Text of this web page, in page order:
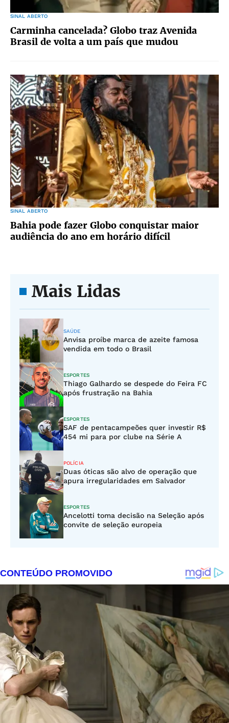
SINAL ABERTO
Carminha cancelada? Globo traz Avenida
Brasil de volta a um país que mudou
SINAL ABERTO
Bahia pode fazer Globo conquistar maior
audiência do ano em horário difícil
Mais Lidas
SAÚDE
Anvisa proíbe marca de azeite famosa
vendida em todo o Brasil
ESPORTES
Thiago Galhardo se despede do Feira FC
após frustração na Bahia
ESPORTES
SAF de pentacampeões quer investir R$
454 mi para por clube na Série A
POLÍCIA
Duas óticas são alvo de operação que
apura irregularidades em Salvador
ESPORTES
Ancelotti toma decisão na Seleção após
convite de seleção europeia